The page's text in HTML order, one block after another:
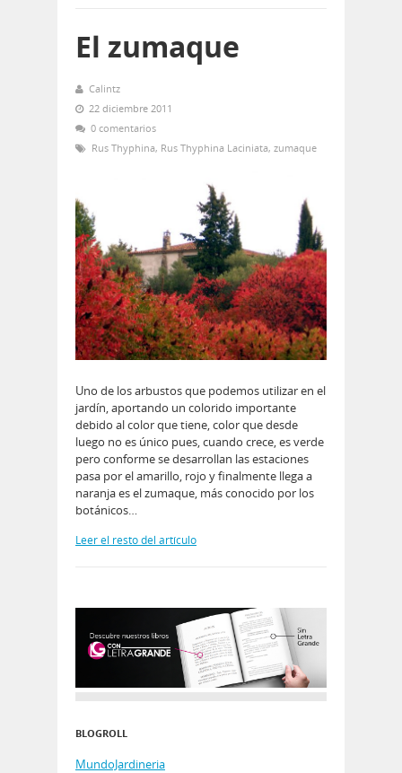
El zumaque
Calintz
22 diciembre 2011
0 comentarios
Rus Thyphina, Rus Thyphina Laciniata, zumaque
Uno de los arbustos que podemos utilizar en el
jardín, aportando un colorido importante
debido al color que tiene, color que desde
luego no es único pues, cuando crece, es verde
pero conforme se desarrollan las estaciones
pasa por el amarillo, rojo y finalmente llega a
naranja es el zumaque, más conocido por los
botánicos…
Leer el resto del artículo
BLOGROLL
MundoJardineria